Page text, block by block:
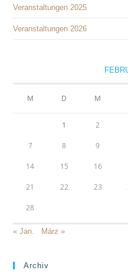
Veranstaltungen 2025
Veranstaltungen 2026
M D M
1 2
7 8 9
14 15 16
21 22 23
28
« Jan. März »
Archiv